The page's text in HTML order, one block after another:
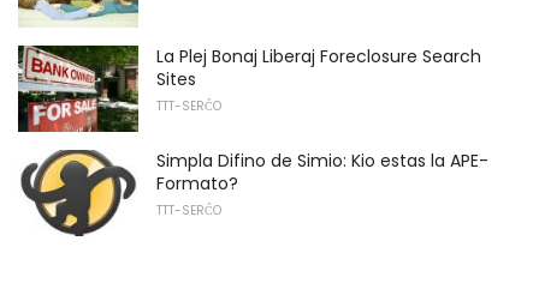
La Plej Bonaj Liberaj Foreclosure Search
Sites
TTT-SERĈO
Simpla Difino de Simio: Kio estas la APE-
Formato?
TTT-SERĈO